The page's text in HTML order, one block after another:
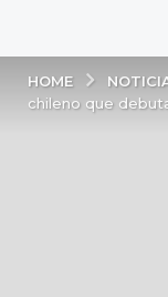
HOME
chileno que